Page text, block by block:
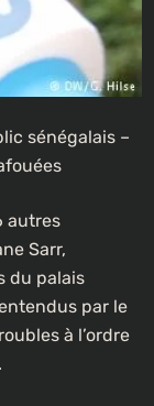
sénégalais –
autres
Sarr,
du palais
par le
à l’ordre